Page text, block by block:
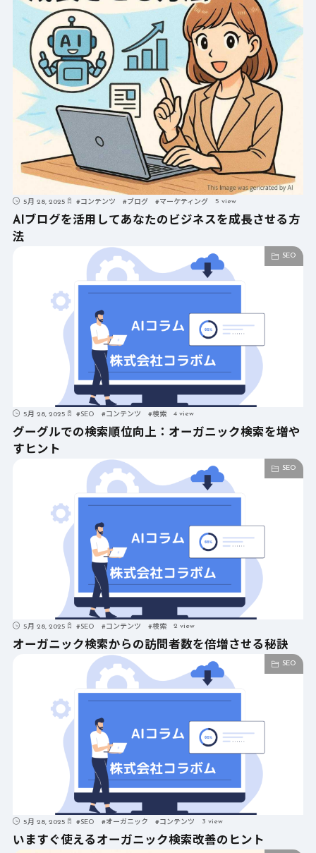
5月 28, 2025 #コンテンツ #ブログ #マーケティング 5 view
AIブログを活用してあなたのビジネスを成長させる方
法
SEO
5月 28, 2025 #SEO #コンテンツ #検索 4 view
グーグルでの検索順位向上：オーガニック検索を増や
すヒント
SEO
5月 28, 2025 #SEO #コンテンツ #検索 2 view
オーガニック検索からの訪問者数を倍増させる秘訣
SEO
5月 28, 2025 #SEO #オーガニック #コンテンツ 3 view
いますぐ使えるオーガニック検索改善のヒント